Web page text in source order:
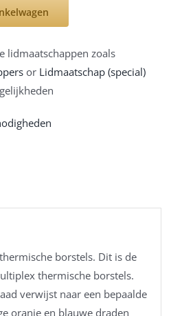
lidmaatschappen zoals
or Lidmaatschap (special)
borstels. Dit is de
thermische borstels.
verwijst naar een bepaalde
oranje en blauwe draden